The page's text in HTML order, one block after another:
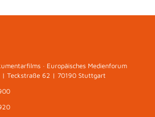
· Europäisches Medienforum
| Teckstraße 62 | 70190 Stuttgart